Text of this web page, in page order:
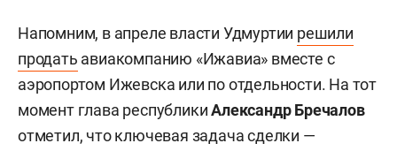
Напомним, в апреле власти Удмуртии решили
продать авиакомпанию «Ижавиа» вместе с
аэропортом Ижевска или по отдельности. На тот
момент глава республикиАлександр Бречалов
отметил, что ключевая задача сделки —